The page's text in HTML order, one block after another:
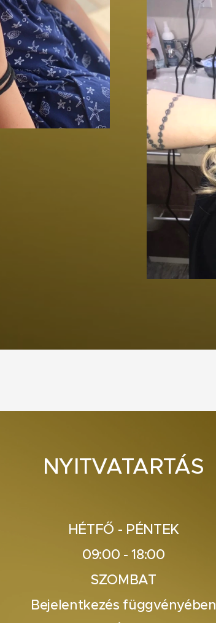
NYITVATARTÁS
HÉTFŐ - PÉNTEK
09:00 - 18:00
SZOMBAT
Bejelentkezés függvényében